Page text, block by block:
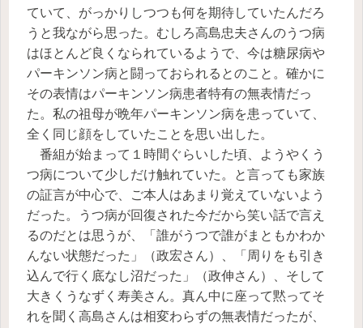
ていて、がっかりしつつも何を期待していたんだろ
うと我ながら思った。むしろ高島忠夫さんのうつ病
はほとんど良くなられているようで、今は糖尿病や
パーキンソン病と闘っておられるとのこと。確かに
その表情はパーキンソン病患者特有の無表情だっ
た。私の祖母が晩年パーキンソン病を患っていて、
全く同じ顔をしていたことを思い出した。
番組が始まって１時間ぐらいした頃、ようやくう
つ病について少しだけ触れていた。と言っても家族
の証言が中心で、ご本人はあまり覚えていないよう
だった。うつ病が回復された今だから笑い話で言え
るのだとは思うが、「誰がうつで誰がまともかわか
んない状態だった」（政宏さん）、「周りをも引き
込んで行く底なし沼だった」（政伸さん）、そして
大きくうなずく寿美さん。真ん中に座って黙ってそ
れを聞く高島さんは相変わらずの無表情だったが、